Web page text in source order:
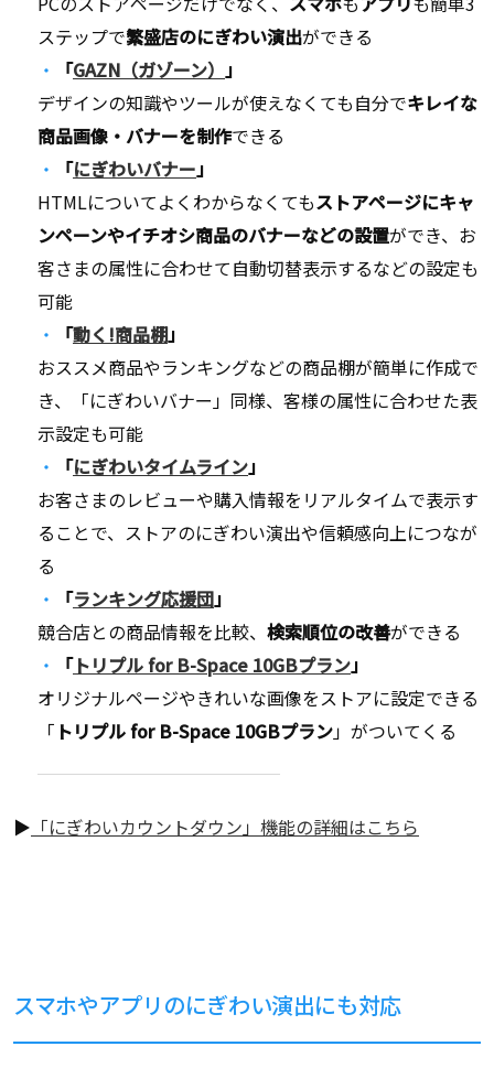
ステップで繁盛店のにぎわい演出ができる
「GAZN（ガゾーン） 」
デザインの知識やツールが使えなくても自分でキレイな
商品画像・バナーを制作できる
「にぎわいバナー」
HTMLについてよくわからなくてもストアページにキャ
ンペーンやイチオシ商品のバナーなどの設置ができ、お
客さまの属性に合わせて自動切替表示するなどの設定も
可能
「動く!商品棚」
おススメ商品やランキングなどの商品棚が簡単に作成で
き、「にぎわいバナー」同様、客様の属性に合わせた表
示設定も可能
「にぎわいタイムライン」
お客さまのレビューや購入情報をリアルタイムで表示す
ることで、ストアのにぎわい演出や信頼感向上につなが
る
「ランキング応援団」
競合店との商品情報を比較、 検索順位の改善ができる
「トリプル for B-Space 10GBプラン」
オリジナルページやきれいな画像をストアに設定できる
「 トリプル for B-Space 10GBプラン」がついてくる
▶ 「にぎわいカウントダウン」機能の詳細はこちら
スマホやアプリのにぎわい演出にも対応